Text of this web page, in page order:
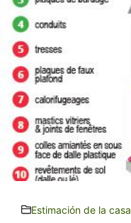
Estimación de la casa